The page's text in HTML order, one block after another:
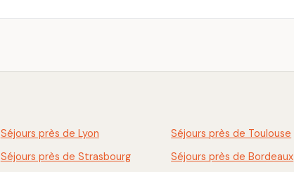
Séjours près de Lyon Séjours près de Toulouse
Séjours près de Strasbourg Séjours près de Bordeaux